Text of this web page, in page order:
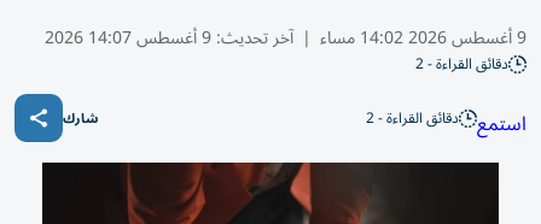
9 أغسطس 2026 14:02 مساء | آخر تحديث:9 أغسطس 14:07 2026
دقائق القراءة - 2
استمع دقائق القراءة - 2 شارك